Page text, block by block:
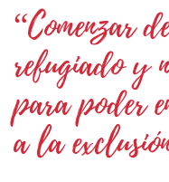
“Comenzar
refugiado y
para poder
a la